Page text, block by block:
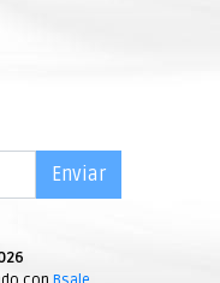
Enviar